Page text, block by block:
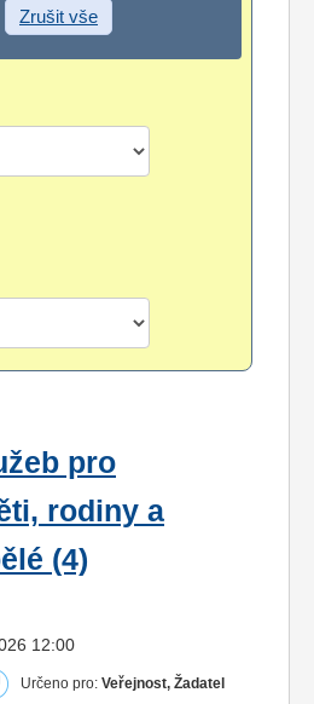
Zrušit vše
pro
rodiny a
(4)
12:00
Určeno pro: Veřejnost, Žadatel